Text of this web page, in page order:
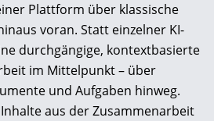
Plattform über klassische
voran. Statt einzelner KI-
durchgängige, kontextbasierte
im Mittelpunkt – über
und Aufgaben hinweg.
aus der Zusammenarbeit